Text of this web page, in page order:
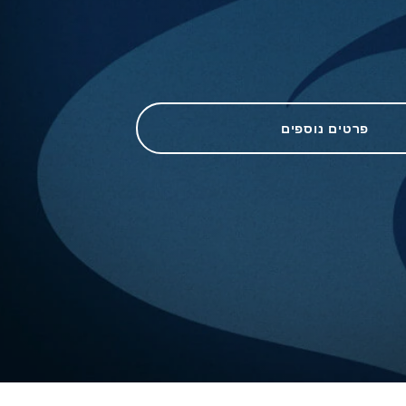
פרטים נוספים